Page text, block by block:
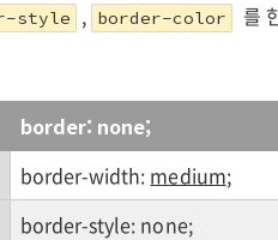
style , border-color
를
border: none;
border-width: medium;
border-style: none;